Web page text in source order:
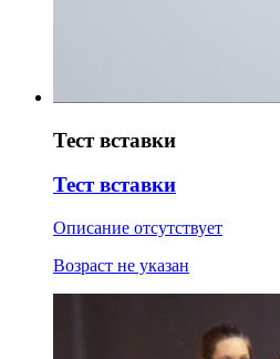
Тест вставки
Тест вставки
Описание отсутствует
Возраст не указан